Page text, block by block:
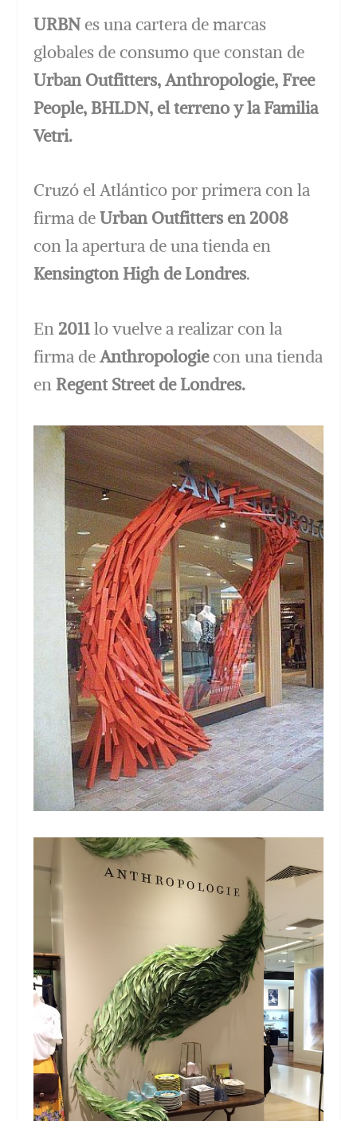
URBNes una cartera de marcas
globales de consumo que constan de
Urban Outfitters, Anthropologie, Free
People, BHLDN, ​​el terreno y la Familia
Vetri.
Cruzó el Atlántico por primera con la
firma deUrban Outfitters en 2008
con la apertura de una tienda en
Kensington High de Londres.
En2011lo vuelve a realizar con la
firma deAnthropologiecon una tienda
enRegent Street de Londres.